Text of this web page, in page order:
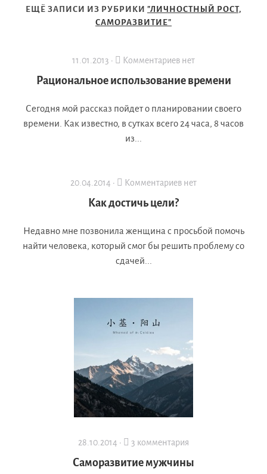
ЕЩЁ ЗАПИСИ ИЗ РУБРИКИ "ЛИЧНОСТНЫЙ РОСТ,
САМОРАЗВИТИЕ"
11.01.2013 · Комментариев нет
Рациональное использование времени
Сегодня мой рассказ пойдет о планировании своего
времени. Как известно, в сутках всего 24 часа, 8 часов
из...
20.04.2014 · Комментариев нет
Как достичь цели?
Недавно мне позвонила женщина с просьбой помочь
найти человека, который смог бы решить проблему со
сдачей...
28.10.2014 · 3 комментария
Саморазвитие мужчины